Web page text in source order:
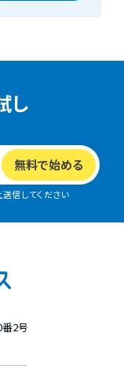
し
信してください
2号